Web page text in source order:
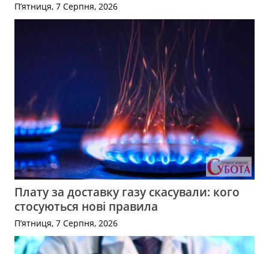
П’ятниця, 7 Серпня, 2026
Плату за доставку газу скасували: кого
стосуються нові правила
П’ятниця, 7 Серпня, 2026